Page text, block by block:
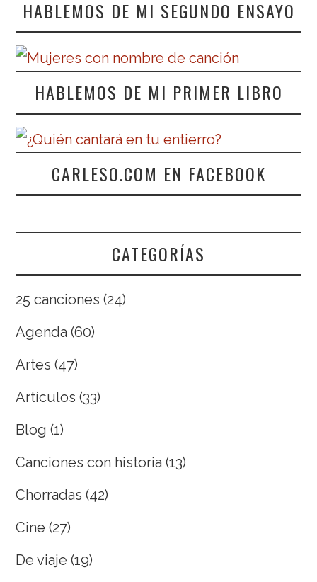
HABLEMOS DE MI SEGUNDO ENSAYO
HABLEMOS DE MI PRIMER LIBRO
CARLESO.COM EN FACEBOOK
CATEGORÍAS
25 canciones (24)
Agenda (60)
Artes (47)
Artículos (33)
Blog (1)
Canciones con historia (13)
Chorradas (42)
Cine (27)
De viaje (19)